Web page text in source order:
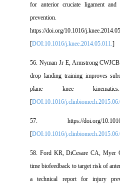
for anterior cruciate ligament
prevention.
https://doi.org/10.1016/
[DOI:10.1016/j.knee.2014.05.011.
56. Nyman Jr E, Armstrong
drop landing training improves
plane knee
[DOI:10.1016/
57. https://doi.org/10.1016/
[DOI:10.1016/
58. Ford KR, DiCesare CA,
time biofeedback to target risk of
a technical report for injury